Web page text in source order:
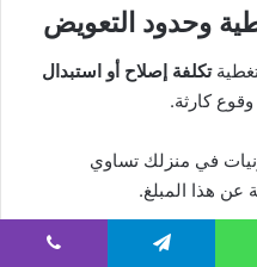
تكلفة إصلاح أو استبدال
كارثة.
في منزلك تساوي
للتعويض عن فئات معينة (مثل